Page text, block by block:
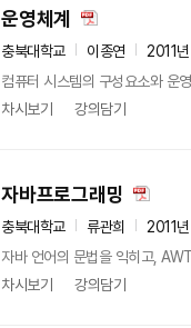
운영체계
충북대학교 이종연
2011
컴퓨터 시스템의 구성요소와 운
차시보기
강의담기
자바프로그래밍
충북대학교 류관희
2011
자바 언어의 문법을 익히고,
차시보기
강의담기